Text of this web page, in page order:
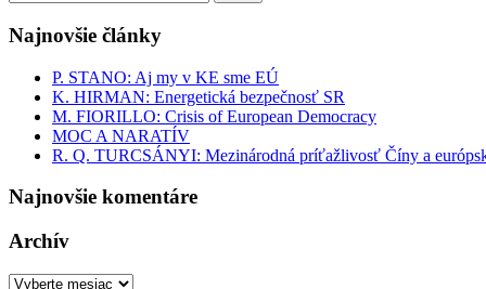
Najnovšie články
P. STANO: Aj my v KE sme EÚ
K. HIRMAN: Energetická bezpečnosť SR
M. FIORILLO: Crisis of European Democracy
MOC A NARATÍV
R. Q. TURCSÁNYI: Mezinárodná príťažlivosť Číny a
Najnovšie komentáre
Archív
Archív